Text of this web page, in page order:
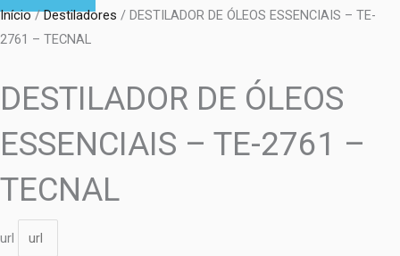
Início/Destiladores / DESTILADOR DE ÓLEOS ESSENCIAIS – TE-
2761 – TECNAL
DESTILADOR DE ÓLEOS
ESSENCIAIS – TE-2761 –
TECNAL
url